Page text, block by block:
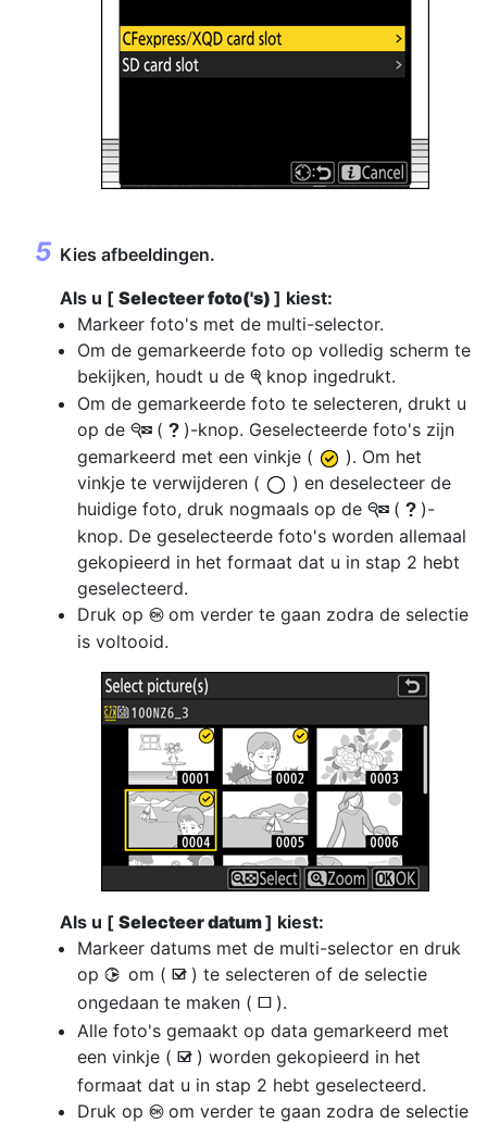
Kies afbeeldingen.
Als u [ Selecteer foto('s) ] kiest:
Markeer foto's met de multi-selector.
Om de gemarkeerde foto op volledig scherm te
bekijken, houdt u de X knop ingedrukt.
Om de gemarkeerde foto te selecteren, drukt u
op de W ( Q )-knop. Geselecteerde foto's zijn
gemarkeerd met een vinkje (
). Om het
vinkje te verwijderen (
) en deselecteer de
huidige foto, druk nogmaals op de W ( Q )-
knop. De geselecteerde foto's worden allemaal
gekopieerd in het formaat dat u in stap 2 hebt
geselecteerd.
Druk op J om verder te gaan zodra de selectie
is voltooid.
Als u [ Selecteer datum] kiest:
Markeer datums met de multi-selector en druk
op 2 om ( M ) te selecteren of de selectie
ongedaan te maken ( U ).
Alle foto's gemaakt op data gemarkeerd met
een vinkje ( M ) worden gekopieerd in het
formaat dat u in stap 2 hebt geselecteerd.
Druk op J om verder te gaan zodra de selectie